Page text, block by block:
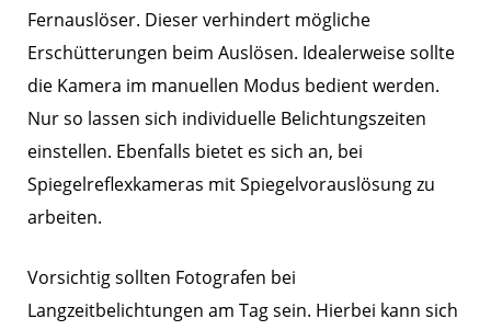
Fernauslöser. Dieser verhindert mögliche
Erschütterungen beim Auslösen. Idealerweise sollte
die Kamera im manuellen Modus bedient werden.
Nur so lassen sich individuelle Belichtungszeiten
einstellen. Ebenfalls bietet es sich an, bei
Spiegelreflexkameras mit Spiegelvorauslösung zu
arbeiten.
Vorsichtig sollten Fotografen bei
Langzeitbelichtungen am Tag sein. Hierbei kann sich